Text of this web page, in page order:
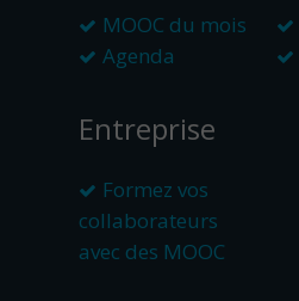
MOOC du mois
Agenda
Entreprise
Formez vos
collaborateurs
avec des MOOC